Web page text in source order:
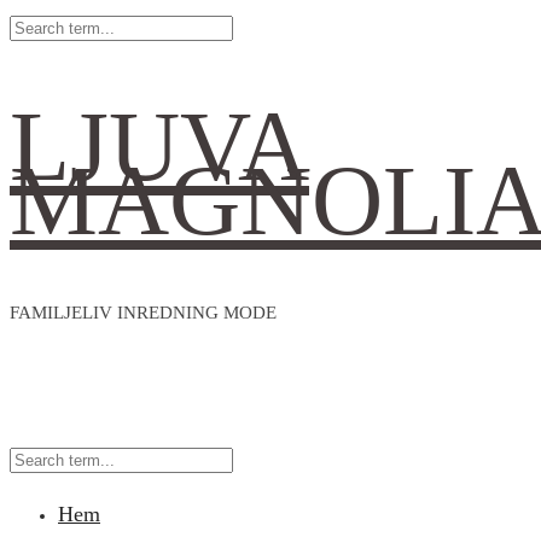
LJUVA
FAMILJELIV INREDNING MODE
Hem